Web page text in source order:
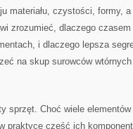
materiału, czystości, formy,
zrozumieć, dlaczego
i dlaczego lepsza
na skup surowców
sprzęt. Choć wiele
praktyce część ich